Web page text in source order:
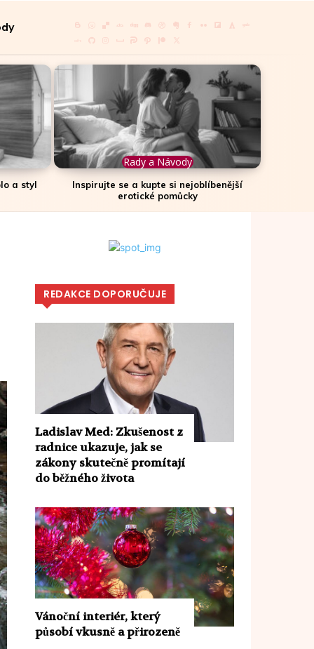
a styl
Rady a Návody
Inspirujte se a kupte si nejoblíbenější
erotické pomůcky
REDAKCE DOPORUČUJE
Ladislav Med: Zkušenost z
radnice ukazuje, jak se
zákony skutečně promítají
do běžného života
Vánoční interiér, který
působí vkusně a přirozeně